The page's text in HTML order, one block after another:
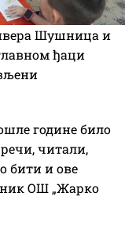
Шушница и
ђаци
године било
читали,
бити и ове
ОШ „Жарко